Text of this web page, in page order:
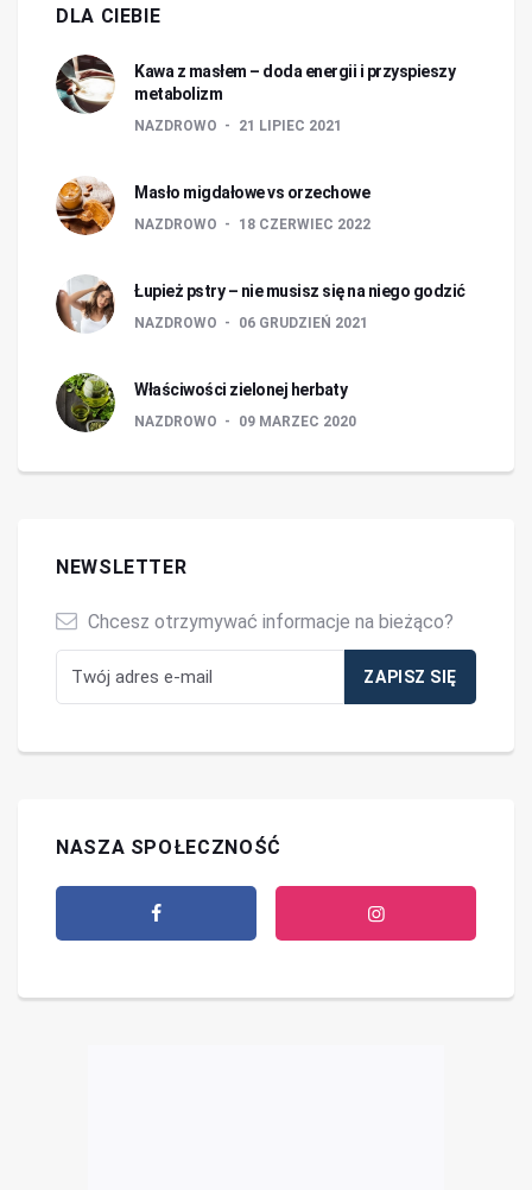
DLA CIEBIE
Kawa z masłem – doda energii i przyspieszy
metabolizm
NAZDROWO 21 LIPIEC 2021
Masło migdałowe vs orzechowe
NAZDROWO 18 CZERWIEC 2022
Łupież pstry – nie musisz się na niego godzić
NAZDROWO 06 GRUDZIEŃ 2021
Właściwości zielonej herbaty
NAZDROWO 09 MARZEC 2020
NEWSLETTER
Chcesz otrzymywać informacje na bieżąco?
NASZA SPOŁECZNOŚĆ